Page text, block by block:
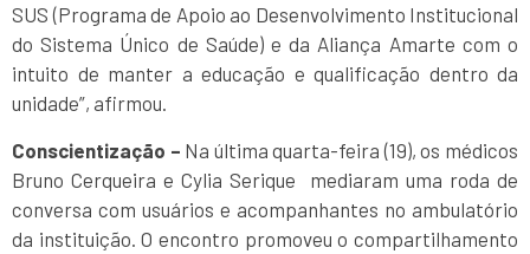
SUS (Programa de Apoio ao Desenvolvimento Institucional
do Sistema Único de Saúde) e da Aliança Amarte com o
intuito de manter a educação e qualificação dentro da
unidade”, afirmou.
Conscientização – Na última quarta-feira (19), os médicos
Bruno Cerqueira e Cylia Serique mediaram uma roda de
conversa com usuários e acompanhantes no ambulatório
da instituição. O encontro promoveu o compartilhamento